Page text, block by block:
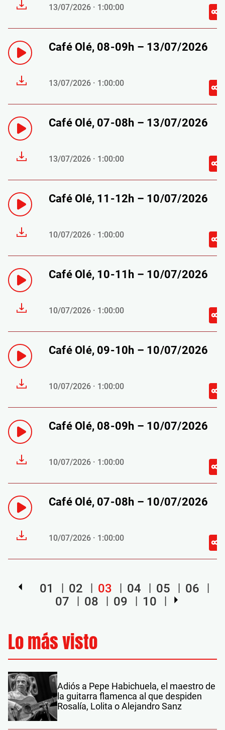
13/07/2026 · 1:00:00
Café Olé, 08-09h – 13/07/2026
13/07/2026 · 1:00:00
Café Olé, 07-08h – 13/07/2026
13/07/2026 · 1:00:00
Café Olé, 11-12h – 10/07/2026
10/07/2026 · 1:00:00
Café Olé, 10-11h – 10/07/2026
10/07/2026 · 1:00:00
Café Olé, 09-10h – 10/07/2026
10/07/2026 · 1:00:00
Café Olé, 08-09h – 10/07/2026
10/07/2026 · 1:00:00
Café Olé, 07-08h – 10/07/2026
10/07/2026 · 1:00:00
01 02 03 04 05
06
07
08 09 10
Lo más visto
Adiós a Pepe Habichuela, el maestro de
la guitarra flamenca al que despiden
Rosalía, Lolita o Alejandro Sanz